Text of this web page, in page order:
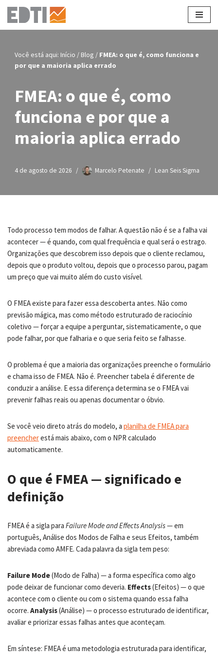
Pular
Você está aqui: Início / Blog / FMEA: o que é, como funciona e
por que a maioria aplica errado
FMEA: o que é, como
funciona e por que a
maioria aplica errado
4 de agosto de 2026 Marcelo Petenate Lean Seis Sigma
Todo processo tem modos de falhar. A questão não é se a falha vai
acontecer — é quando, com qual frequência e qual será o estrago.
Organizações que descobrem isso depois que o cliente reclamou,
depois que o produto voltou, depois que o processo parou, pagam
um preço que vai muito além do custo visível.
O FMEA existe para fazer essa descoberta antes. Não como
previsão mágica, mas como método estruturado de raciocínio
coletivo — forçar a equipe a perguntar, sistematicamente, o que
pode falhar, por que falharia e o que seria feito se falhasse.
O problema é que a maioria das organizações preenche o formulário
e chama isso de FMEA. Não é. Preencher tabela é diferente de
conduzir a análise. E essa diferença determina se o FMEA vai
prevenir falhas reais ou apenas documentar o óbvio.
Se você veio direto atrás do modelo, a planilha de FMEA para
preencherestá mais abaixo, com o NPR calculado
automaticamente.
O que é FMEA — significado e
definição
FMEA é a sigla para Failure Mode and Effects Analysis— em
português, Análise dos Modos de Falha e seus Efeitos, também
abreviada como AMFE. Cada palavra da sigla tem peso:
Failure Mode(Modo de Falha) — a forma específica como algo
pode deixar de funcionar como deveria. Effects(Efeitos) — o que
acontece com o cliente ou com o sistema quando essa falha
ocorre. Analysis(Análise) — o processo estruturado de identificar,
avaliar e priorizar essas falhas antes que aconteçam.
Em síntese: FMEA é uma metodologia estruturada para identificar,